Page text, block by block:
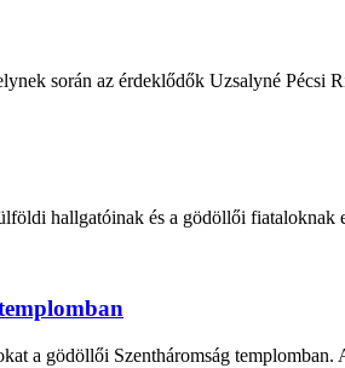
során az érdeklődők Uzsalyné Pécsi
hallgatóinak és a gödöllői
a gödöllői Szentháromság